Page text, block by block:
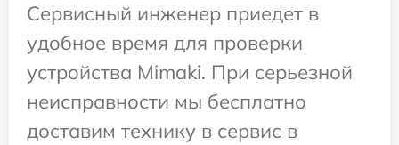
Сервисный инженер приедет в
удобное время для проверки
устройства Mimaki. При серьезной
неисправности мы бесплатно
доставим технику в сервис в